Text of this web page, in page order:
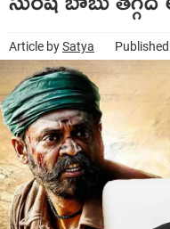
సురేష్ బాబు తగ్గేదే
Article bySatya